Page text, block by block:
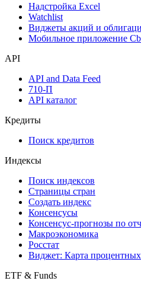
Надстройка Excel
Watchlist
Виджеты акций и
Мобильное приложение
API
API and Data Feed
710-П
API каталог
Кредиты
Поиск кредитов
Индексы
Поиск индексов
Страницы стран
Создать индекс
Консенсусы
Консенсус-прогнозы по
Макроэкономика
Росстат
Виджет: Карта процентных
ETF & Funds